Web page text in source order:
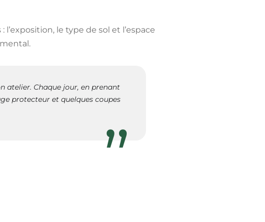
: l’exposition, le type de sol et l’espace
atelier. Chaque jour, en prenant
protecteur et quelques coupes